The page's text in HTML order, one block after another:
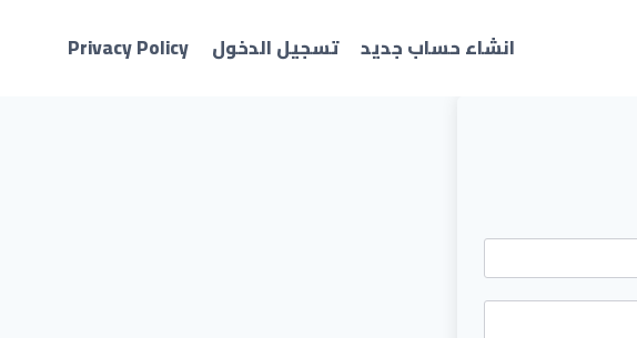
انشاء حساب جديد تسجيل الدخول Privacy Policy